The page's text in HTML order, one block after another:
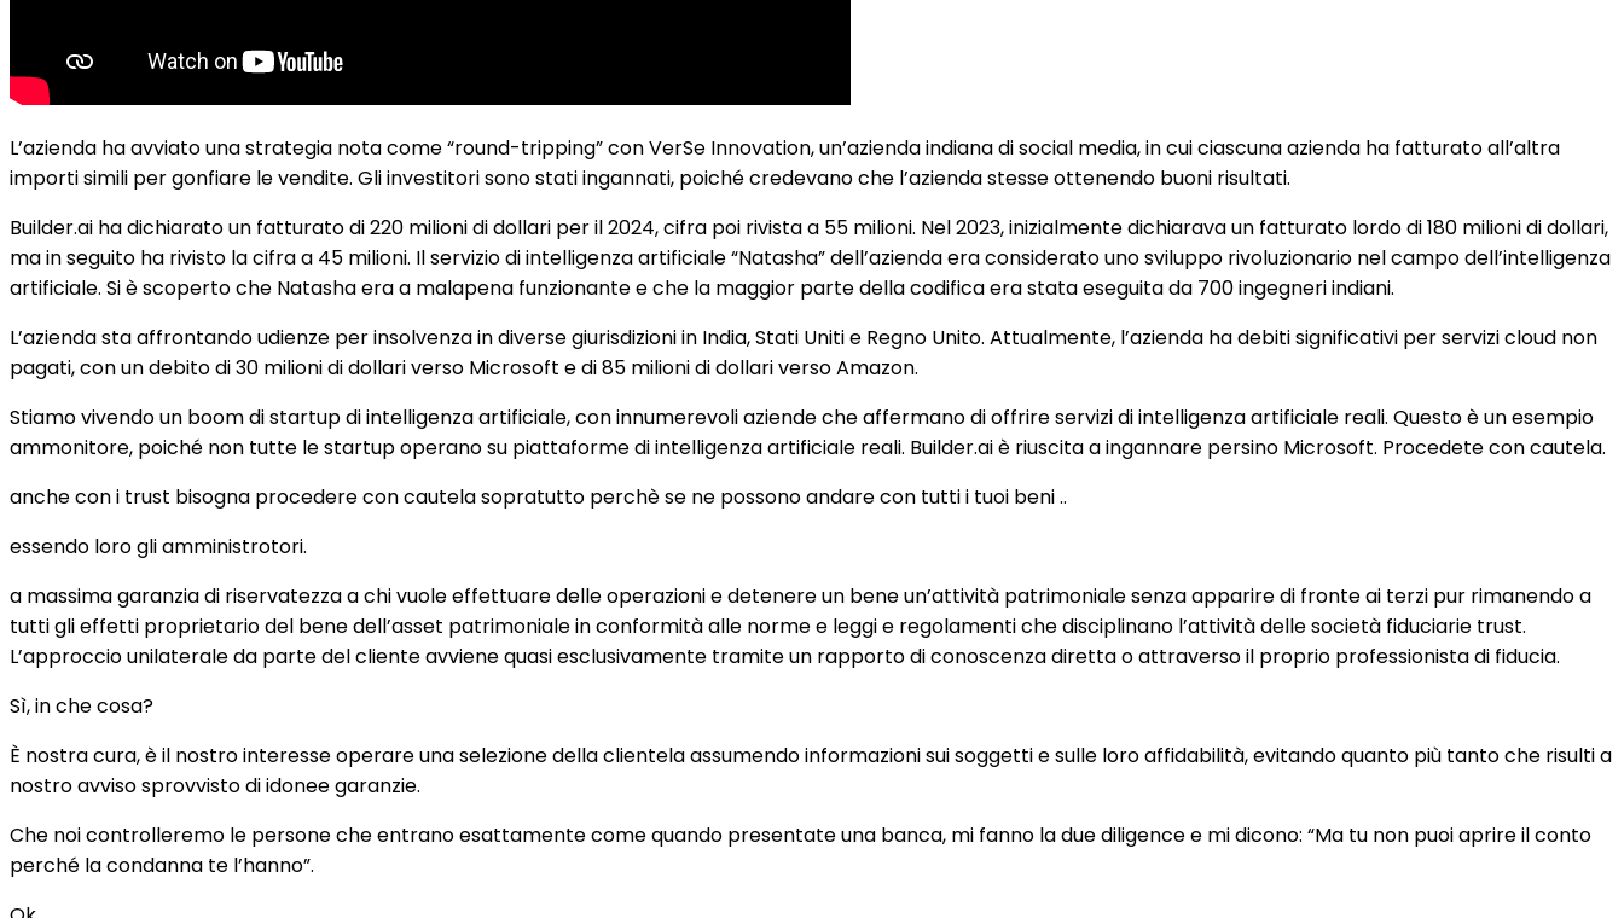
L’azienda ha avviato una strategia nota come “round-tripping” con VerSe Innovation, un’azienda indiana di social media, in cui ciascuna azienda ha fatturato all’altra
importi simili per gonfiare le vendite. Gli investitori sono stati ingannati, poiché credevano che l’azienda stesse ottenendo buoni risultati.
Builder.ai ha dichiarato un fatturato di 220 milioni di dollari per il 2024, cifra poi rivista a 55 milioni. Nel 2023, inizialmente dichiarava un fatturato lordo di 180 milioni di dollari,
ma in seguito ha rivisto la cifra a 45 milioni. Il servizio di intelligenza artificiale “Natasha” dell’azienda era considerato uno sviluppo rivoluzionario nel campo dell’intelligenza
artificiale. Si è scoperto che Natasha era a malapena funzionante e che la maggior parte della codifica era stata eseguita da 700 ingegneri indiani.
L’azienda sta affrontando udienze per insolvenza in diverse giurisdizioni in India, Stati Uniti e Regno Unito. Attualmente, l’azienda ha debiti significativi per servizi cloud non
pagati, con un debito di 30 milioni di dollari verso Microsoft e di 85 milioni di dollari verso Amazon.
Stiamo vivendo un boom di startup di intelligenza artificiale, con innumerevoli aziende che affermano di offrire servizi di intelligenza artificiale reali. Questo è un esempio
ammonitore, poiché non tutte le startup operano su piattaforme di intelligenza artificiale reali. Builder.ai è riuscita a ingannare persino Microsoft. Procedete con cautela.
anche con i trust bisogna procedere con cautela sopratutto perchè se ne possono andare con tutti i tuoi beni ..
essendo loro gli amministrotori.
a massima garanzia di riservatezza a chi vuole effettuare delle operazioni e detenere un bene un’attività patrimoniale senza apparire di fronte ai terzi pur rimanendo a
tutti gli effetti proprietario del bene dell’asset patrimoniale in conformità alle norme e leggi e regolamenti che disciplinano l’attività delle società fiduciarie trust.
L’approccio unilaterale da parte del cliente avviene quasi esclusivamente tramite un rapporto di conoscenza diretta o attraverso il proprio professionista di fiducia.
Sì, in che cosa?
È nostra cura, è il nostro interesse operare una selezione della clientela assumendo informazioni sui soggetti e sulle loro affidabilità, evitando quanto più tanto che risulti a
nostro avviso sprovvisto di idonee garanzie.
Che noi controlleremo le persone che entrano esattamente come quando presentate una banca, mi fanno la due diligence e mi dicono: “Ma tu non puoi aprire il conto
perché la condanna te l’hanno”.